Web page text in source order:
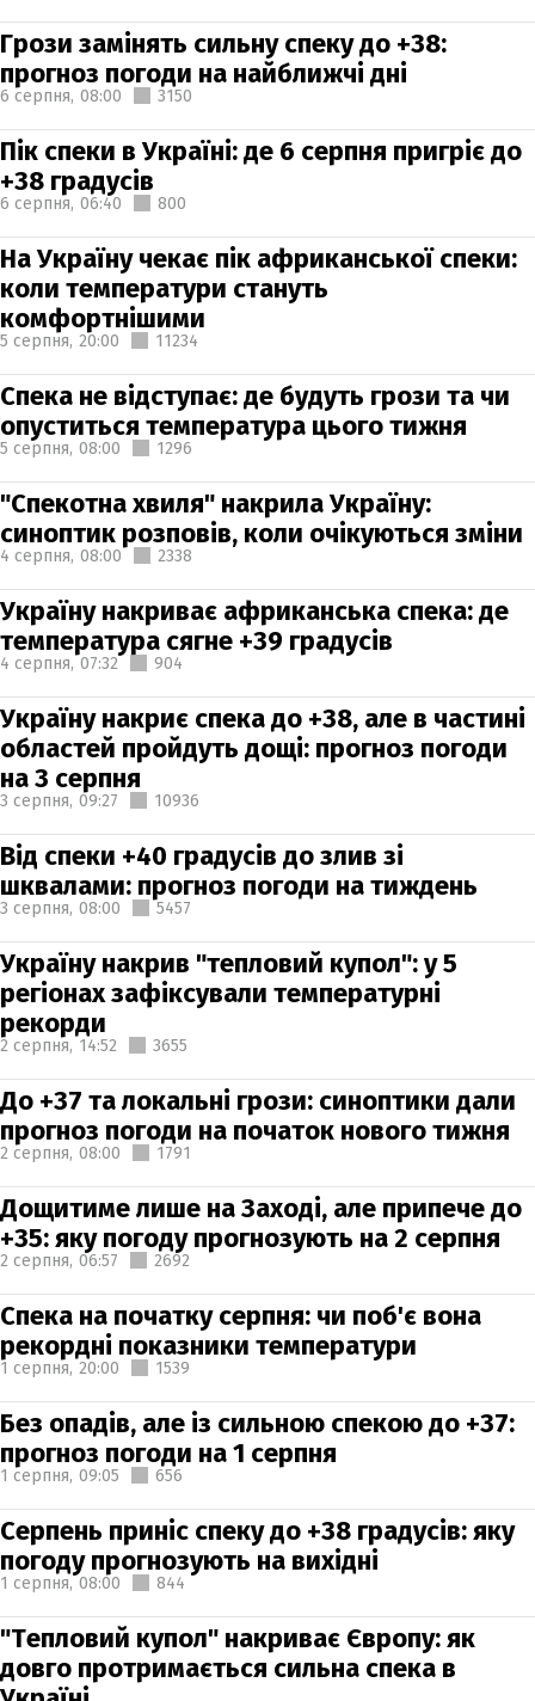
Грози замінять сильну спеку до +38:
прогноз погоди на найближчі дні
6 серпня, 08:00 3150
Пік спеки в Україні: де 6 серпня пригріє до
+38 градусів
6 серпня, 06:40 800
На Україну чекає пік африканської спеки:
коли температури стануть
комфортнішими
5 серпня, 20:00 11234
Спека не відступає: де будуть грози та чи
опуститься температура цього тижня
5 серпня, 08:00 1296
"Спекотна хвиля" накрила Україну:
синоптик розповів, коли очікуються зміни
4 серпня, 08:00 2338
Україну накриває африканська спека: де
температура сягне +39 градусів
4 серпня, 07:32 904
Україну накриє спека до +38, але в частині
областей пройдуть дощі: прогноз погоди
на 3 серпня
3 серпня, 09:27 10936
Від спеки +40 градусів до злив зі
шквалами: прогноз погоди на тиждень
3 серпня, 08:00 5457
Україну накрив "тепловий купол": у 5
регіонах зафіксували температурні
рекорди
2 серпня, 14:52 3655
До +37 та локальні грози: синоптики дали
прогноз погоди на початок нового тижня
2 серпня, 08:00 1791
Дощитиме лише на Заході, але припече до
+35: яку погоду прогнозують на 2 серпня
2 серпня, 06:57 2692
Спека на початку серпня: чи поб'є вона
рекордні показники температури
1 серпня, 20:00 1539
Без опадів, але із сильною спекою до +37:
прогноз погоди на 1 серпня
1 серпня, 09:05 656
Серпень приніс спеку до +38 градусів: яку
погоду прогнозують на вихідні
1 серпня, 08:00 844
"Тепловий купол" накриває Європу: як
довго протримається сильна спека в